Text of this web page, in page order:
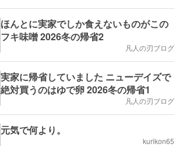
ほんとに実家でしか食えないものがこの
フキ味噌 2026冬の帰省2
凡人の刃ブログ
実家に帰省していました ニューデイズで
絶対買うのはゆで卵 2026冬の帰省1
凡人の刃ブログ
元気で何より。
kurikon65